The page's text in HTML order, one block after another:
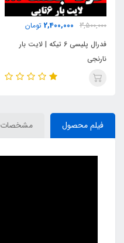
3,500,000
2,400,000 تومان
فدرال پلیسی 6 تیکه | لایت بار
نارنجی
فیلم محصول مشخصات